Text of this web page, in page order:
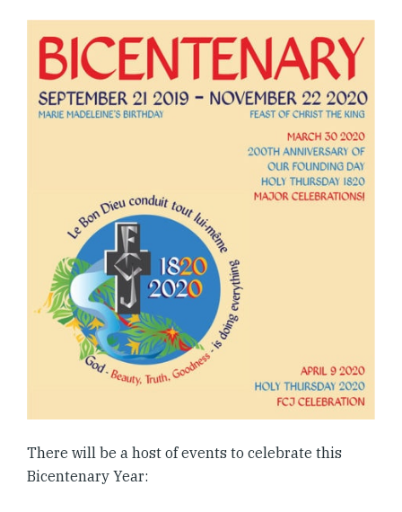
There will be a host of events to celebrate this
Bicentenary Year: